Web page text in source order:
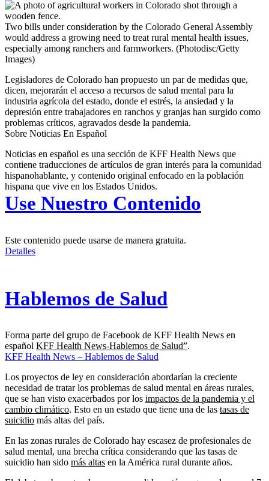
Two bills under consideration by the Colorado General Assembly
would address a growing need to treat rural mental health issues,
especially among ranchers and farmworkers. (Photodisc/Getty
Images)
Legisladores de Colorado han propuesto un par de medidas que,
dicen, mejorarán el acceso a recursos de salud mental para la
industria agrícola del estado, donde el estrés, la ansiedad y la
depresión entre trabajadores en ranchos y granjas han surgido como
problemas críticos, agravados desde la pandemia.
Sobre Noticias En Español
Noticias en español es una sección de KFF Health News que
contiene traducciones de artículos de gran interés para la comunidad
hispanohablante, y contenido original enfocado en la población
hispana que vive en los Estados Unidos.
Use Nuestro Contenido
Este contenido puede usarse de manera gratuita.
Detalles
Hablemos de Salud
Forma parte del grupo de Facebook de KFF Health News en
español KFF Health News-Hablemos de Salud”.
KFF Health News – Hablemos de Salud
Los proyectos de ley en consideración abordarían la creciente
necesidad de tratar los problemas de salud mental en áreas rurales,
que se han visto exacerbados por los impactos de la pandemia y el
cambio climático. Esto en un estado que tiene una de las tasas de
suicidio más altas del país.
En las zonas rurales de Colorado hay escasez de profesionales de
salud mental, una brecha crítica considerando que las tasas de
suicidio han sido más altas en la América rural durante años.